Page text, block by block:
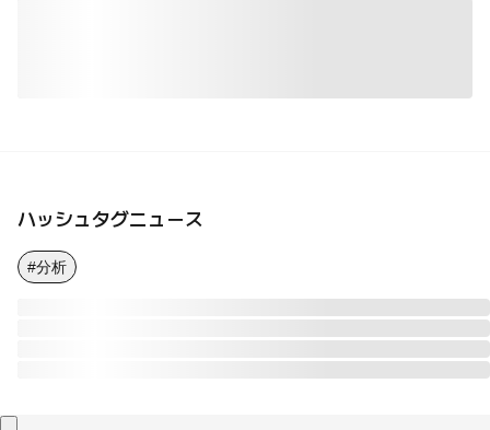
ハッシュタグニュース
#分析